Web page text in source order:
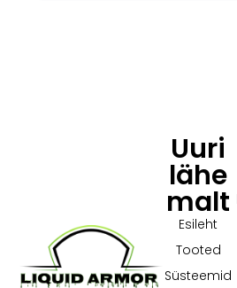
Uuri
lähe
malt
Esileht
Tooted
Süsteemid